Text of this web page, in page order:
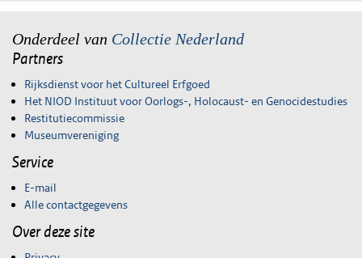
Onderdeel van Collectie Nederland
Partners
Rijksdienst voor het Cultureel Erfgoed
Het NIOD Instituut voor Oorlogs-, Holocaust- en Genocidestudies
Restitutiecommissie
Museumvereniging
Service
E-mail
Alle contactgegevens
Over deze site